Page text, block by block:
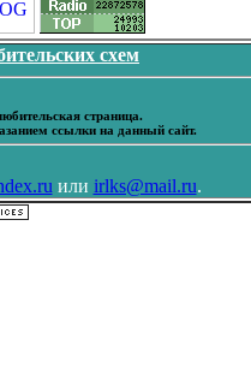
схем
страница.
ссылки на данный сайт.
или irlks@mail.ru.